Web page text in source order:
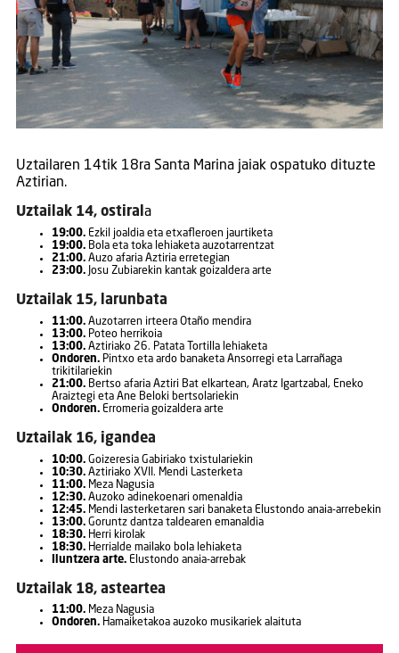
Uztailaren 14tik 18ra Santa Marina jaiak ospatuko dituzte
Aztirian.
Uztailak 14, ostiral a
19:00.Ezkil joaldia eta etxafleroen jaurtiketa
19:00.Bola eta toka lehiaketa auzotarrentzat
21:00.Auzo afaria Aztiria erretegian
23:00.Josu Zubiarekin kantak goizaldera arte
Uztailak 15, larunbata
11:00.Auzotarren irteera Otaño mendira
13:00.Poteo herrikoia
13:00.Aztiriako 26. Patata Tortilla lehiaketa
Ondoren.Pintxo eta ardo banaketa Ansorregi eta Larrañaga
trikitilariekin
21:00.Bertso afaria Aztiri Bat elkartean, Aratz Igartzabal, Eneko
Araiztegi eta Ane Beloki bertsolariekin
Ondoren.Erromeria goizaldera arte
Uztailak 16, igandea
10:00.Goizeresia Gabiriako txistulariekin
10:30.Aztiriako XVII. Mendi Lasterketa
11:00.Meza Nagusia
12:30.Auzoko adinekoenari omenaldia
12:45.Mendi lasterketaren sari banaketa Elustondo anaia-arrebekin
13:00.Goruntz dantza taldearen emanaldia
18:30.Herri kirolak
18:30.Herrialde mailako bola lehiaketa
Iluntzera arte.Elustondo anaia-arrebak
Uztailak 18, asteartea
11:00.Meza Nagusia
Ondoren.Hamaiketakoa auzoko musikariek alaituta